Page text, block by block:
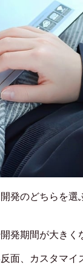
発のどちらを
発期間が大きく
面、カスタマイ